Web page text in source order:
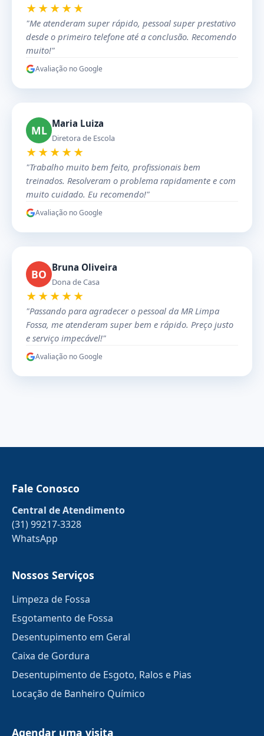
★★★★★
"Me atenderam super rápido, pessoal super prestativo
desde o primeiro telefone até a conclusão. Recomendo
muito!"
Avaliação no Google
ML Maria Luiza
Diretora de Escola
★★★★★
"Trabalho muito bem feito, profissionais bem
treinados. Resolveram o problema rapidamente e com
muito cuidado. Eu recomendo!"
Avaliação no Google
BO Bruna Oliveira
Dona de Casa
★★★★★
"Passando para agradecer o pessoal da MR Limpa
Fossa, me atenderam super bem e rápido. Preço justo
e serviço impecável!"
Avaliação no Google
Fale Conosco
Central de Atendimento
(31) 99217-3328
WhatsApp
Nossos Serviços
Limpeza de Fossa
Esgotamento de Fossa
Desentupimento em Geral
Caixa de Gordura
Desentupimento de Esgoto, Ralos e Pias
Locação de Banheiro Químico
Agendar uma visita